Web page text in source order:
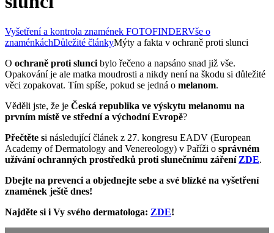
Vyšetření a kontrola znamének FOTOFINDERVše o
znaménkáchDůležité článkyMýty a fakta v ochraně proti slunci
O ochraně proti slunci bylo řečeno a napsáno snad již vše.
Opakování je ale matka moudrosti a nikdy není na škodu si důležité
věci zopakovat. Tím spíše, pokud se jedná o melanom.
Věděli jste, že je Česká republika ve výskytu melanomu na
prvním místě ve střední a východní Evropě?
Přečtěte si následující článek z 27. kongresu EADV (European
Academy of Dermatology and Venereology) v Paříži o správném
užívání ochranných prostředků proti slunečnímu záření ZDE.
Dbejte na prevenci a objednejte sebe a své blízké na vyšetření
znamének ještě dnes!
Najděte si i Vy svého dermatologa: ZDE!